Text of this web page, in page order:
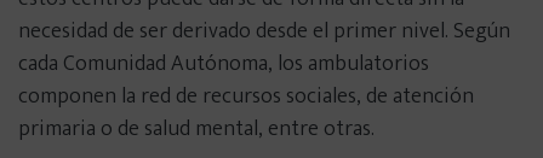
Nuestro compromiso ético
Preguntas frecuentes
necesidad de ser derivado desde el primer nivel. Según
cada Comunidad Autónoma, los ambulatorios
componen la red de recursos sociales, de atención
primaria o de salud mental, entre otras.